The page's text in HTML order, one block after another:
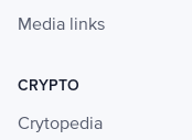
Media links
CRYPTO
Crytopedia